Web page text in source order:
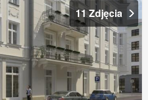
11 Zdjęcia